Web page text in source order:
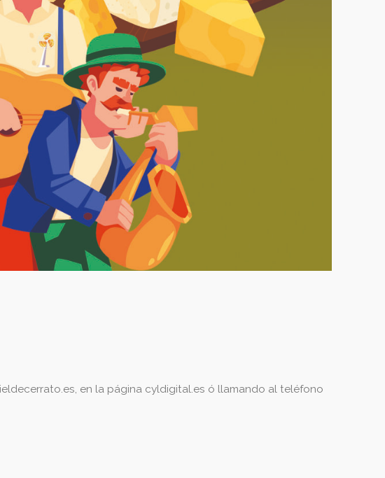
, en la página cyldigital.es ó llamando al teléfono